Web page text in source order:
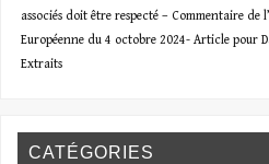
associés doit être respecté – Commentaire de
Européenne du 4 octobre 2024- Article pour
Extraits
CATÉGORIES